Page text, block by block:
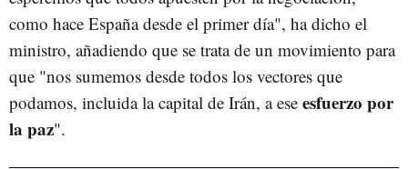
como hace España desde el primer día", ha dicho el
ministro, añadiendo que se trata de un movimiento para
que "nos sumemos desde todos los vectores que
podamos, incluida la capital de Irán, a ese esfuerzo por
la paz".